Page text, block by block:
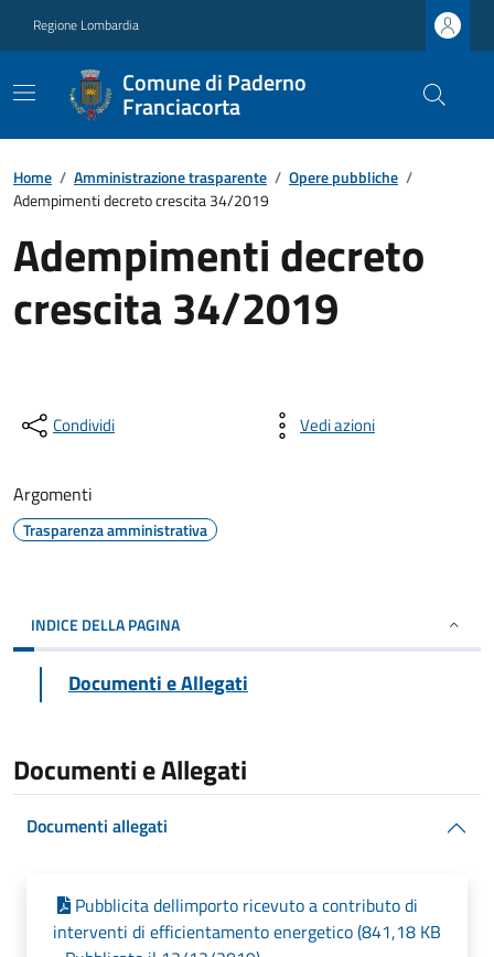
Regione Lombardia
Comune di Paderno
Franciacorta
Home / Amministrazione trasparente / Opere pubbliche /
Adempimenti decreto crescita 34/2019
Adempimenti decreto
crescita 34/2019
Condividi Vedi azioni
Argomenti
Trasparenza amministrativa
INDICE DELLA PAGINA
Documenti e Allegati
Documenti e Allegati
Documenti allegati
Pubblicita dellimporto ricevuto a contributo di
interventi di efficientamento energetico (841,18 KB